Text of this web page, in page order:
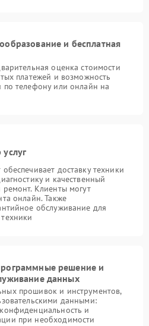
и бесплатная
оценка стоимости
платежей и возможность
по телефону или онлайн на
доставку техники
и качественный
Клиенты могут
онлайн. Также
обслуживание для
решение и
данных
прошивок и инструментов,
данными:
и
при необходимости